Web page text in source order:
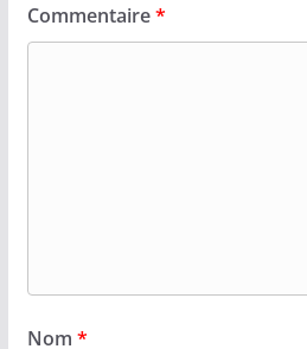
Commentaire*
Nom *